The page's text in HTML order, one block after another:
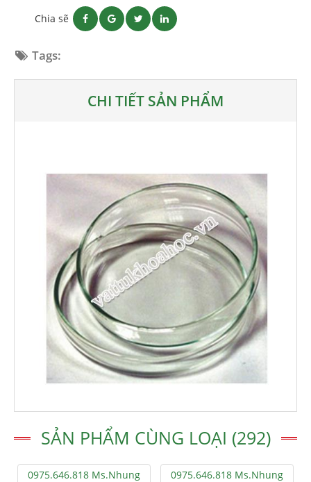
Chia sẽ
Tags:
CHI TIẾT SẢN PHẨM
SẢN PHẨM CÙNG LOẠI (292)
0975.646.818 Ms.Nhung 0975.646.818 Ms.Nhung